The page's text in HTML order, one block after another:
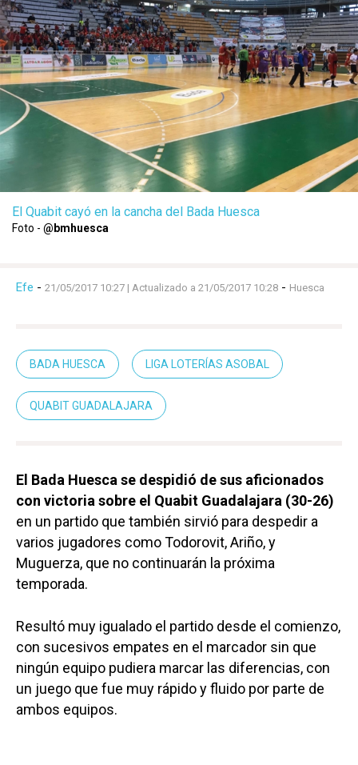
El Quabit cayó en la cancha del Bada Huesca
Foto - @bmhuesca
Efe - 21/05/2017 10:27 | Actualizado a 21/05/2017 10:28 - Huesca
BADA HUESCA LIGA LOTERÍAS ASOBAL
QUABIT GUADALAJARA
El Bada Huesca se despidió de sus aficionados
con victoria sobre el Quabit Guadalajara (30-26)
en un partido que también sirvió para despedir a
varios jugadores como Todorovit, Ariño, y
Muguerza, que no continuarán la próxima
temporada.
Resultó muy igualado el partido desde el comienzo,
con sucesivos empates en el marcador sin que
ningún equipo pudiera marcar las diferencias, con
un juego que fue muy rápido y fluido por parte de
ambos equipos.